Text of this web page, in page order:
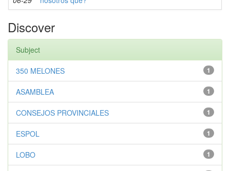
Discover
Subject
1
350 MELONES
1
ASAMBLEA
1
CONSEJOS PROVINCIALES
1
ESPOL
1
LOBO